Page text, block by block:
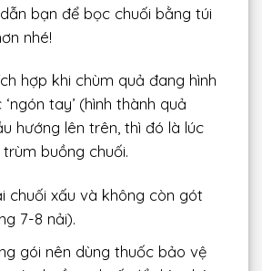
bạn để bọc chuối bằng túi
nhé!
hợp khi chùm quả đang hình
tay’ (hình thành quả
hướng lên trên, thì đó là lúc
buồng chuối.
chuối xấu và không còn gót
7-8 nải).
gói nên dùng thuốc bảo vệ